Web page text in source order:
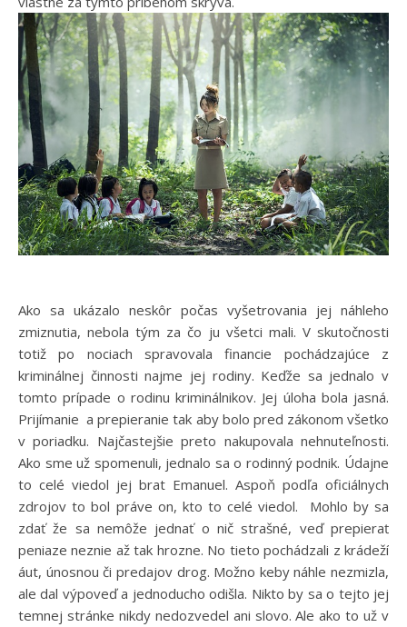
Ako sa ukázalo neskôr počas vyšetrovania jej náhleho
zmiznutia, nebola tým za čo ju všetci mali. V skutočnosti
totiž po nociach spravovala financie pochádzajúce z
kriminálnej činnosti najme jej rodiny. Keďže sa jednalo v
tomto prípade o rodinu kriminálnikov. Jej úloha bola jasná.
Prijímanie a prepieranie tak aby bolo pred zákonom všetko
v poriadku. Najčastejšie preto nakupovala nehnuteľnosti.
Ako sme už spomenuli, jednalo sa o rodinný podnik. Údajne
to celé viedol jej brat Emanuel. Aspoň podľa oficiálnych
zdrojov to bol práve on, kto to celé viedol. Mohlo by sa
zdať že sa nemôže jednať o nič strašné, veď prepierať
peniaze neznie až tak hrozne. No tieto pochádzali z krádeží
áut, únosnou či predajov drog. Možno keby náhle nezmizla,
ale dal výpoveď a jednoducho odišla. Nikto by sa o tejto jej
temnej stránke nikdy nedozvedel ani slovo. Ale ako to už v